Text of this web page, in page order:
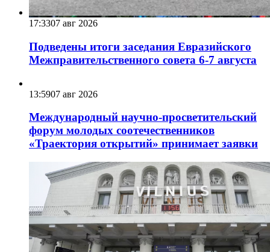
17:3307 авг 2026
Подведены итоги заседания Евразийского
Межправительственного совета 6-7 августа
13:5907 авг 2026
Международный научно-просветительский
форум молодых соотечественников
«Траектория открытий» принимает заявки